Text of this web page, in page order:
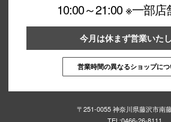
10:00～21:00 ※一部店
今月は休まず営業いた
営業時間の異なるショップにつ
〒251-0055 神奈川県藤沢市南
TEL:0466-26-8111